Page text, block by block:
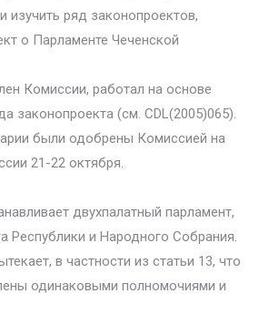
изучить ряд законопроектов,
о Парламенте Чеченской
Комиссии, работал на основе
законопроекта (см. CDL(2005)065).
были одобрены Комиссией на
21-22 октября.
двухпалатный парламент,
Республики и Народного Собрания.
в частности из статьи 13, что
одинаковыми полномочиями и